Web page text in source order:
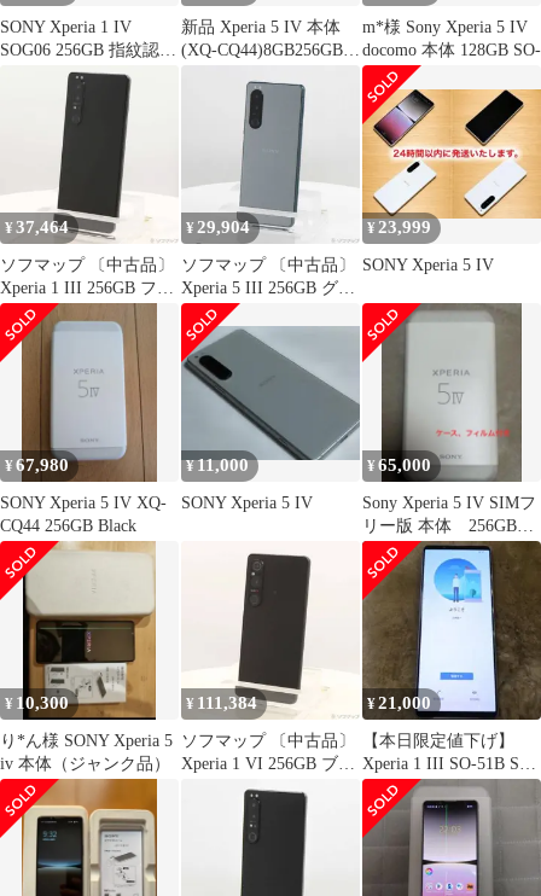
SONY Xperia 1 IV
SOG06 256GB 指紋認証
新品 Xperia 5 IV 本体
(XQ-CQ44)8GB256GB
Black
m*様 Sony Xperia 5 IV
docomo 本体 128GB SO-
¥37,464
ソフマップ 〔中古品〕
Xperia 1 III 256GB フロ
ストブラック SOG03 au
ロック解除SIMフリー
【196】
¥29,904
ソフマップ 〔中古品〕
Xperia 5 III 256GB グリ
ーン XQ-BQ42-
G2JPCX0 SIMフリー
【377】
¥ 23,999
SONY Xperia 5 IV
¥67,980
SONY Xperia 5 IV XQ-
CQ44 256GB Black
¥11,000
SONY Xperia 5 IV
¥65,000
Sony Xperia 5 IV SIMフ
リー版 本体 256GB
ブラック
¥ 10,300
り*ん様 SONY Xperia 5
iv 本体（ジャンク品）
¥ 111,384
ソフマップ 〔中古品〕
Xperia 1 VI 256GB ブラ
ック SOG13 au SIMフリ
ー【276】
¥21,000
【本日限定値下げ】
Xperia 1 III SO-51B SIM
フリー